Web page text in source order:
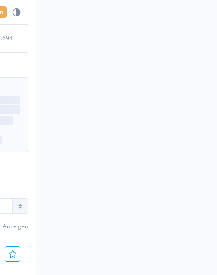
Anzeigen